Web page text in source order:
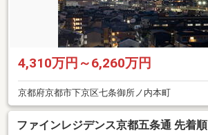
4,310万円～6,260万円
京都府京都市下京区七条御所ノ内本町
ファインレジデンス京都五条通 先着順